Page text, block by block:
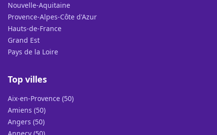
Nouvelle-Aquitaine
Provence-Alpes-Côte d'Azur
Hauts-de-France
Grand Est
Pays de la Loire
Top villes
Aix-en-Provence (50)
Amiens (50)
Angers (50)